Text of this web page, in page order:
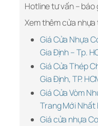
Hotline tư vấn –
Xem thêm cửa
Giá Cửa Nhựa
Gia Định – Tp.
Giá Cửa Thép
Gia Định, TP.
Giá Cửa Vòm
Trang Mới Nhất
Giá cửa nhựa